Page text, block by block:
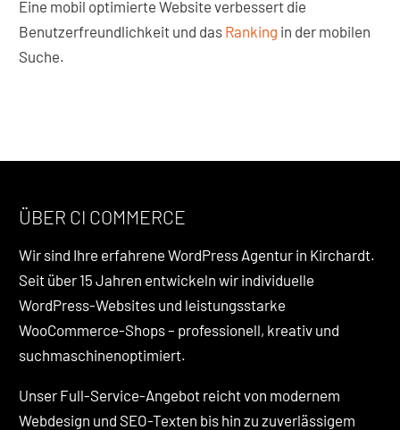
Eine mobil optimierte Website verbessert die
Benutzerfreundlichkeit und das Ranking in der mobilen
Suche.
ÜBER CI COMMERCE
Wir sind Ihre erfahrene WordPress Agentur in Kirchardt.
Seit über 15 Jahren entwickeln wir individuelle
WordPress-Websites und leistungsstarke
WooCommerce-Shops – professionell, kreativ und
suchmaschinenoptimiert.
Unser Full-Service-Angebot reicht von modernem
Webdesign und SEO-Texten bis hin zu zuverlässigem